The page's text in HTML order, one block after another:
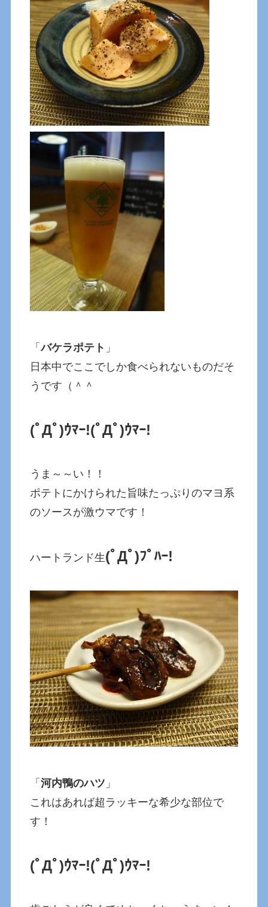
「バケラポテト 」
日本中でここでしか食べられないものだそ
うです（＾＾
(ﾟДﾟ)ｳﾏｰ!(ﾟДﾟ)ｳﾏｰ!
うま～～い！！
ポテトにかけられた旨味たっぷりのマヨ系
のソースが激ウマです！
ハートランド生(ﾟДﾟ)ﾌﾟﾊｰ!
「河内鴨のハツ 」
これはあれば超ラッキーな希少な部位で
す！
(ﾟДﾟ)ｳﾏｰ!(ﾟДﾟ)ｳﾏｰ!